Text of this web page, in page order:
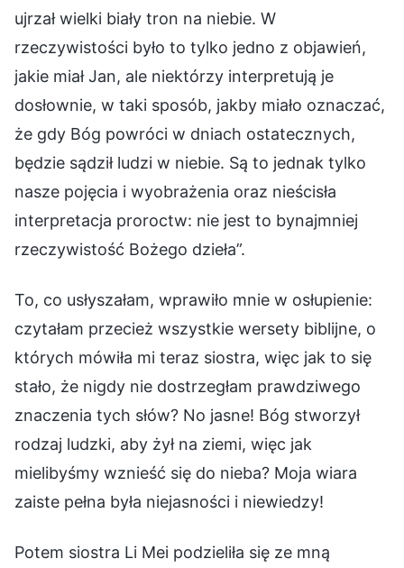
ujrzał wielki biały tron na niebie. W
rzeczywistości było to tylko jedno z objawień,
jakie miał Jan, ale niektórzy interpretują je
dosłownie, w taki sposób, jakby miało oznaczać,
że gdy Bóg powróci w dniach ostatecznych,
będzie sądził ludzi w niebie. Są to jednak tylko
nasze pojęcia i wyobrażenia oraz nieścisła
interpretacja proroctw: nie jest to bynajmniej
rzeczywistość Bożego dzieła”.
To, co usłyszałam, wprawiło mnie w osłupienie:
czytałam przecież wszystkie wersety biblijne, o
których mówiła mi teraz siostra, więc jak to się
stało, że nigdy nie dostrzegłam prawdziwego
znaczenia tych słów? No jasne! Bóg stworzył
rodzaj ludzki, aby żył na ziemi, więc jak
mielibyśmy wznieść się do nieba? Moja wiara
zaiste pełna była niejasności i niewiedzy!
Potem siostra Li Mei podzieliła się ze mną